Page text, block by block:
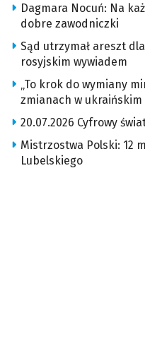
Dagmara Nocuń: Na
dobre zawodniczki
Sąd utrzymał areszt
rosyjskim wywiadem
„To krok do wymiany
zmianach w
20.07.2026 Cyfrowy
Mistrzostwa Polski: 12
Lubelskiego